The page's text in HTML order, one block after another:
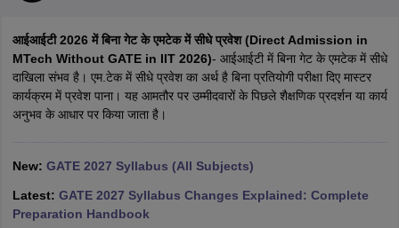
JEE Advanced Exam Pattern JEE Advanced Answer Key
GATE CutoffGATE ResultView All GATE Articles
EAMCET Exam Pattern AP EAMCET Answer Key
आईआईटी 2026 में बिना गेट के एमटेक में सीधे प्रवेश (Direct Admission in
MTech Without GATE in IIT 2026)- आईआईटी में बिना गेट के एमटेक में सीधे
दाखिला संभव है। एम.टेक में सीधे प्रवेश का अर्थ है बिना प्रतियोगी परीक्षा दिए मास्टर
कार्यक्रम में प्रवेश पाना। यह आमतौर पर उम्मीदवारों के पिछले शैक्षणिक प्रदर्शन या कार्य
अनुभव के आधार पर किया जाता है।
New: GATE 2027 Syllabus (All Subjects)
Latest: GATE 2027 Syllabus Changes Explained: Complete
Preparation Handbook